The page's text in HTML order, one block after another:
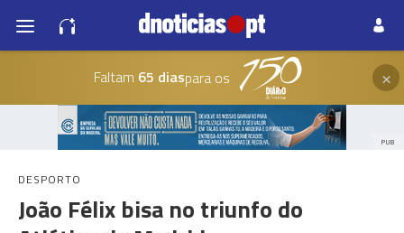
Faltam 65 diaspara os ×
PUB
DESPORTO
João Félix bisa no triunfo do